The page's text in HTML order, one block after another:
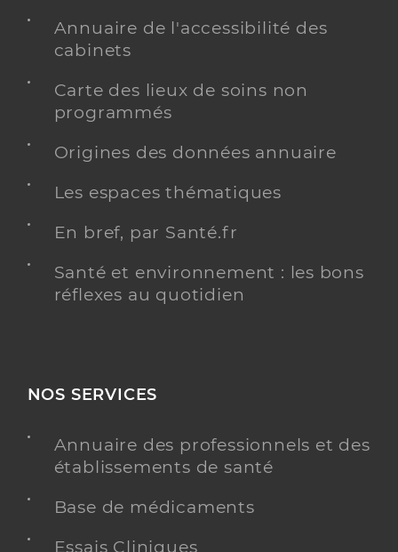
Annuaire de l'accessibilité des
cabinets
Carte des lieux de soins non
programmés
Origines des données annuaire
Les espaces thématiques
En bref, par Santé.fr
Santé et environnement : les bons
réflexes au quotidien
NOS SERVICES
Annuaire des professionnels et des
établissements de santé
Base de médicaments
Essais Cliniques